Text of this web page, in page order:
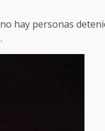
hay personas